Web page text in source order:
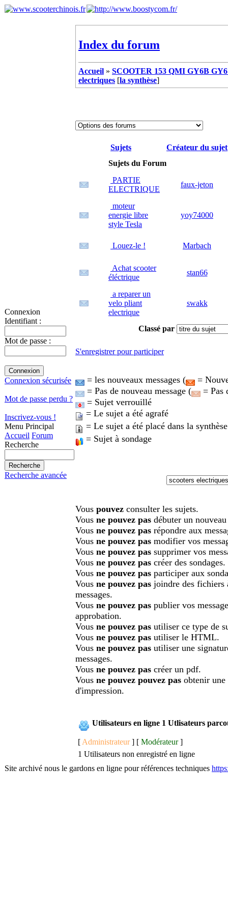
Connexion
Identifiant :
Mot de passe :
Connexion sécurisée
Mot de passe perdu ?
Inscrivez-vous !
Menu Principal
Accueil Forum
Recherche
Recherche avancée
Index du forum
Accueil » SCOOTER 153 QMI GY6B
electriques [la synthèse]
Sujets
Créateur du sujet
Sujets du Forum
PARTIE
ELECTRIQUE
faux-jeton
moteur
energie libre
style Tesla
yoy74000
Louez-le ! Marbach
Achat scooter
éléctrique
stan66
a reparer un
velo pliant
electrique
swakk
Classé par
S'enregistrer pour participer
= les nouveaux messages (
=
= Pas de nouveau message (
= Pas
= Sujet verrouillé
= Le sujet a été agrafé
= Le sujet a été placé dans la
= Sujet à sondage
Vous pouvez consulter les sujets.
Vous ne pouvez pas débuter un
Vous ne pouvez pas répondre aux
Vous ne pouvez pas modifier vos
Vous ne pouvez pas supprimer vos
Vous ne pouvez pas créer des sondages.
Vous ne pouvez pas participer aux
Vous ne pouvez pas joindre des fichiers
messages.
Vous ne pouvez pas publier vos
approbation.
Vous ne pouvez pas utiliser ce type de
Vous ne pouvez pas utiliser le HTML.
Vous ne pouvez pas utiliser une
messages.
Vous ne pouvez pas créer un pdf.
Vous ne pouvez pouvez pas obtenir une
d'impression.
Utilisateurs en ligne 1 Utlisateurs
[ Administrateur] [ Modérateur]
1 Utilisateurs non enregistré en ligne
Site archivé nous le gardons en ligne pour références techniques